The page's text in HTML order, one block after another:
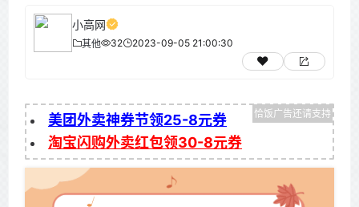
小高网
其他 32 2023-09-05 21:00:30
美团外卖神券节领25-8元券
淘宝闪购外卖红包领30-8元券